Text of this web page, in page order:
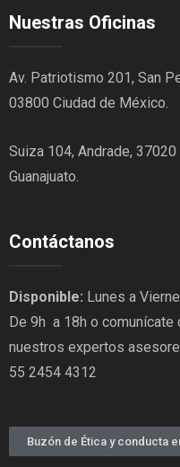
Nuestras Oficinas
Av. Patriotismo 201, San
03800 Ciudad de México.
Suiza 104, Andrade, 37020
Guanajuato.
Contáctanos
Disponible: Lunes a
De 9h a 18h o comunícate
nuestros expertos
55 2454 4312
Buzón de Ética y conducta